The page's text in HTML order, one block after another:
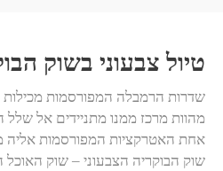
טיול צבעוני בשוק
שדרות הרמבלה המפורסמות מכילות
מהוות מרכז ממנו מתניידים אל שלל
אחת האטרקציות המפורסמות אליה
שוק הבוקריה הצבעוני – שוק האוכל